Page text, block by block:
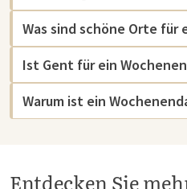
Was sind schöne Orte für
Ist Gent für ein
Warum ist ein
Entdecken Sie